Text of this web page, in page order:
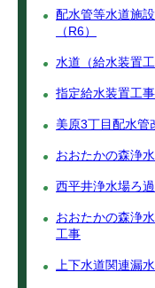
配水管等水道施
（R6）
水道（給水装置
指定給水装置工
美原3丁目配水管
おおたかの森浄
西平井浄水場ろ
おおたかの森浄
工事
上下水道関連漏